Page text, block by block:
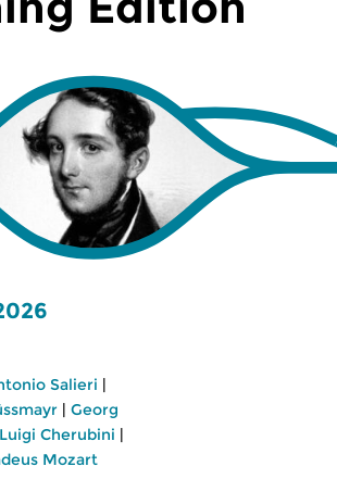
Salieri |
| Georg
Luigi Cherubini |
Mozart